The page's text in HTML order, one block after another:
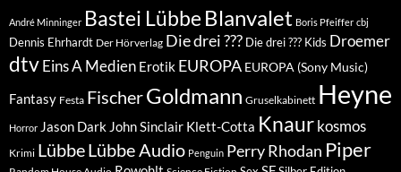
André Minninger Bastei Lübbe Blanvalet Boris Pfeiffer cbj
Dennis Ehrhardt Der Hörverlag Die drei ??? Die drei ??? Kids Droemer
dtvEins A Medien Erotik EUROPA EUROPA (Sony Music)
Fantasy Festa FischerGoldmann Gruselkabinett Heyne
Horror Jason Dark John Sinclair Klett-Cotta Knaur kosmos
Krimi LübbeLübbe Audio Penguin Perry Rhodan Piper